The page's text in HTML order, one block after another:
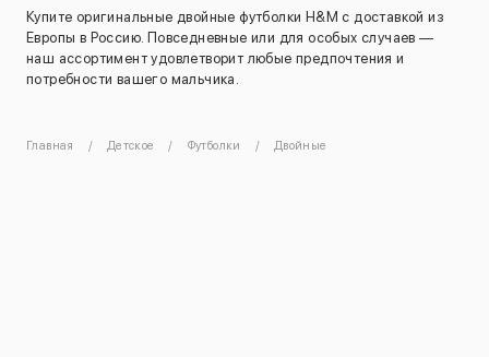
Купите оригинальные двойные футболки H&M с доставкой из
Европы в Россию. Повседневные или для особых случаев —
наш ассортимент удовлетворит любые предпочтения и
потребности вашего мальчика.
Главная Детское Футболки Двойные